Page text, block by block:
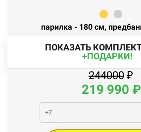
парилка - 180 см,
ПОКАЗАТЬ
+ПОДАРКИ!
244000 ₽
219 990 ₽